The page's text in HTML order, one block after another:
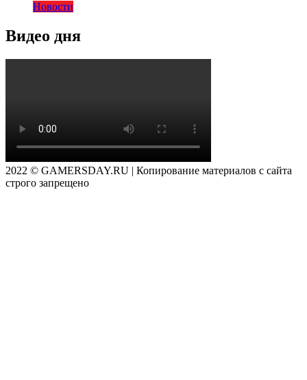
Новости
Видео дня
2022 © GAMERSDAY.RU | Копирование материалов с сайта
строго запрещено